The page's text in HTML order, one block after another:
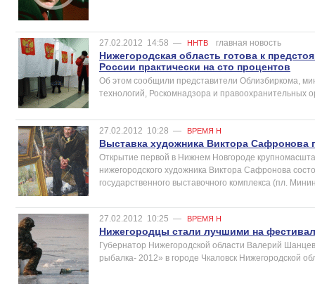
27.02.2012 14:58 — ННТВ главная новость
Нижегородская область готова к
России практически на сто процентов
Об этом сообщили представители Облизбиркома,
технологий, Роскомнадзора и правоохранительных
27.02.2012 10:28 — ВРЕМЯ Н
Выставка художника Виктора Сафронова
Открытие первой в Нижнем Новгороде
нижегородского художника Виктора Сафронова
государственного выставочного комплекса (пл.
27.02.2012 10:25 — ВРЕМЯ Н
Нижегородцы стали лучшими на
Губернатор Нижегородской области Валерий
рыбалка- 2012» в городе Чкаловск Нижегородской